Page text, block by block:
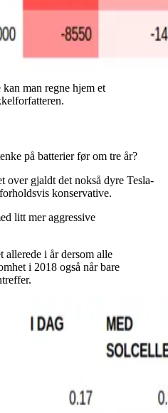
man regne hjem et
på batterier før om tre år?
over gjaldt det nokså dyre Tesla-
konservative.
litt mer aggressive
i år dersom alle
i 2018 også når bare